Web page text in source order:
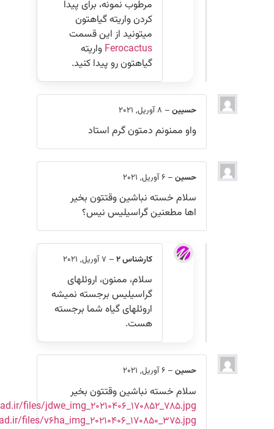
مرطوب نمونه، برای پیدا
کردن واریته گیاهتون
میتونید از این قسمت
واریته
گیاهتون رو پیدا کنید.
حسیین–
واو ممنونم دمتون گرم استاد
حسین–6 آوریل, 2021
سلام خسته نباشین وقتتون بخیر
اها مطعنین گراسیلیس نیس؟
کارشناس 2
سلام، ممنون، اروئلهای
گراسیلیس برجسته نمیشه
اروئلهای گیاه شما برجسته
حسین–6 آوریل, 2021
سلام خسته نباشین وقتتون بخیر
https://uupload.ir/files/jdwe_img_20210406_170852_785.jpg
https://uupload.ir/files/v6ha_img_20210406_170850_375.jpg